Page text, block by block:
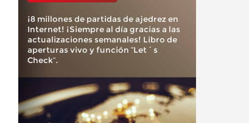
¡8 millones de partidas de ajedrez en
Internet! ¡Siempre al día gracias a las
actualizaciones semanales! Libro de
aperturas vivo y función “Let´s
Check”.